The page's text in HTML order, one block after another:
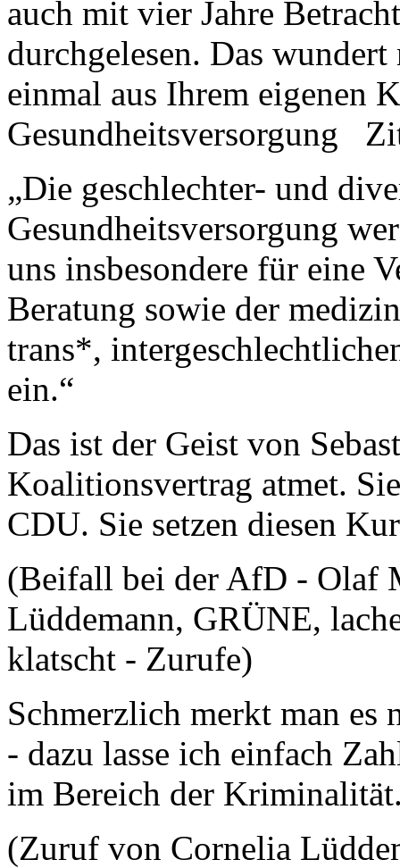
auch mit vier Jahre
durchgelesen. Das
einmal aus Ihrem eigenen
Gesundheitsversorgung
„Die geschlechter- und
Gesundheitsversorgung
uns insbesondere für eine
Beratung sowie der
trans*,
ein.“
Das ist der Geist von
Koalitionsvertrag atmet.
CDU. Sie setzen diesen
(Beifall bei der AfD - Olaf
Lüddemann, GRÜNE,
klatscht - Zurufe)
Schmerzlich merkt man es
- dazu lasse ich einfach
im Bereich der
(Zuruf von Cornelia